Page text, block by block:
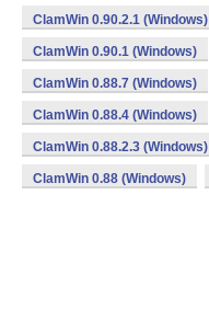
ClamWin 0.90.2.1 (Windows)
ClamWin 0.90.1 (Windows)
ClamWin 0.88.7 (Windows)
ClamWin 0.88.4 (Windows)
ClamWin 0.88.2.3 (Windows)
ClamWin 0.88 (Windows)